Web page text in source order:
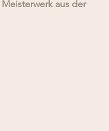
aus der